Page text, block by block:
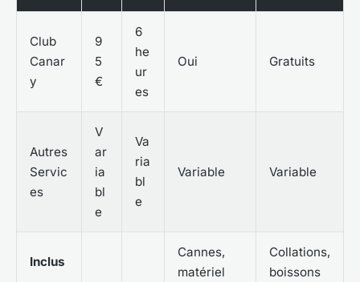
Club
Canar
y
9
5
€
6
he
ur
es
Oui Gratuits
Autres
Servic
es
V
ar
ia
bl
e
Va
ria
bl
e
Variable Variable
Inclus
Cannes,
matériel
Collations,
boissons